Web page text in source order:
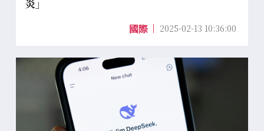
炎」
國際 2025-02-13 10:36:00